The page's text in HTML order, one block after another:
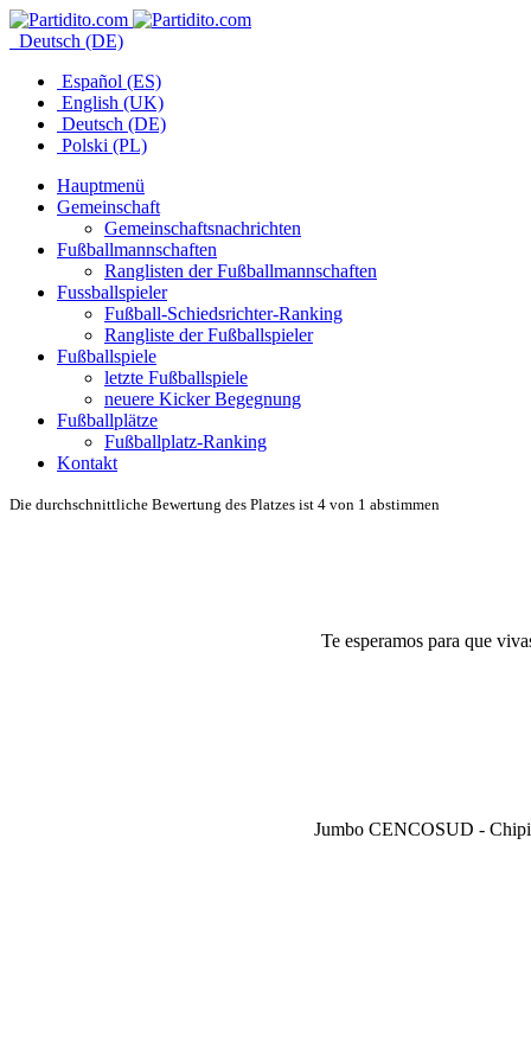
Deutsch (DE)
Español (ES)
English (UK)
Deutsch (DE)
Polski (PL)
Hauptmenü
Gemeinschaft
Gemeinschaftsnachrichten
Fußballmannschaften
Ranglisten der Fußballmannschaften
Fussballspieler
Fußball-Schiedsrichter-Ranking
Rangliste der Fußballspieler
Fußballspiele
letzte Fußballspiele
neuere Kicker Begegnung
Fußballplätze
Fußballplatz-Ranking
Kontakt
Die durchschnittliche Bewertung des Platzes ist 4 von 1 abstimmen
Te esperamos para que
Jumbo CENCOSUD -